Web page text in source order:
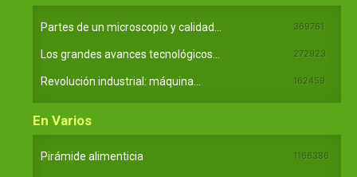
Partes de un microscopio y calidad... 369761
Los grandes avances tecnológicos... 272923
Revolución industrial: máquina... 162459
En Varios
Pirámide alimenticia 1166386